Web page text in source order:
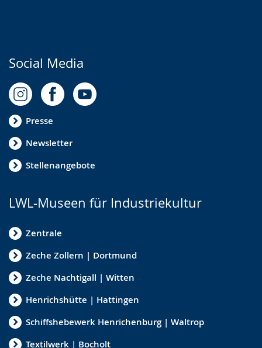
Social Media
Presse
Newsletter
Stellenangebote
LWL-Museen für Industriekultur
Zentrale
Zeche Zollern | Dortmund
Zeche Nachtigall | Witten
Henrichshütte | Hattingen
Schiffshebewerk Henrichenburg | Waltrop
Textilwerk | Bocholt